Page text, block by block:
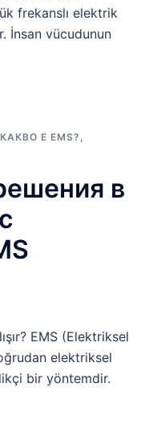
frekanslı elektrik
İnsan vücudunun
КАКВО Е EMS? ,
в
EMS (Elektriksel
elektriksel
bir yöntemdir.